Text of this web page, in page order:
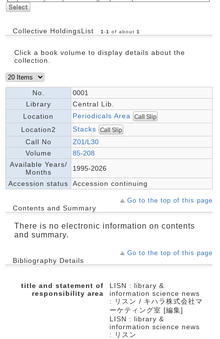
Collective HoldingsList 1 -1 of about 1
Click a book volume to display details about the
collection.
No.
0001
Library
Central Lib.
Location
Periodicals Area
Location2
Stacks
Call No
Z01/L30
Volume
85-208
Available Years/
Months
1995-2026
Accession status
Accession continuing
Go to the top of this page
Contents and Summary
There is no electronic information on contents
and summary.
Go to the top of this page
Bibliography Details
title and statement of
responsibility area
LISN : library &
information science news
: リスン / キハラ株式会社マ
ーケティング室 [編集]
LISN : library &
information science news
: リスン